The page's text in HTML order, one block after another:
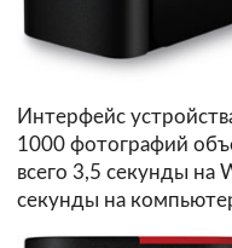
Интерфейс
1000 фотографий
всего 3,5 секунды на
секунды на